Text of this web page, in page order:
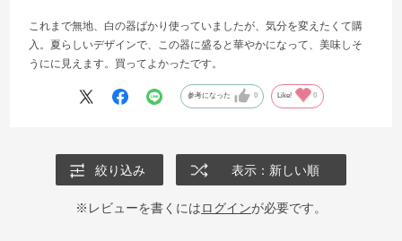
これまで無地、白の器ばかり使っていましたが、気分を変えたくて購
入。夏らしいデザインで、この器に盛ると華やかになって、美味しそ
うにに見えます。買ってよかったです。
参考になった 0 Like! 0
絞り込み 表示：新しい順
※レビューを書くにはログインが必要です。